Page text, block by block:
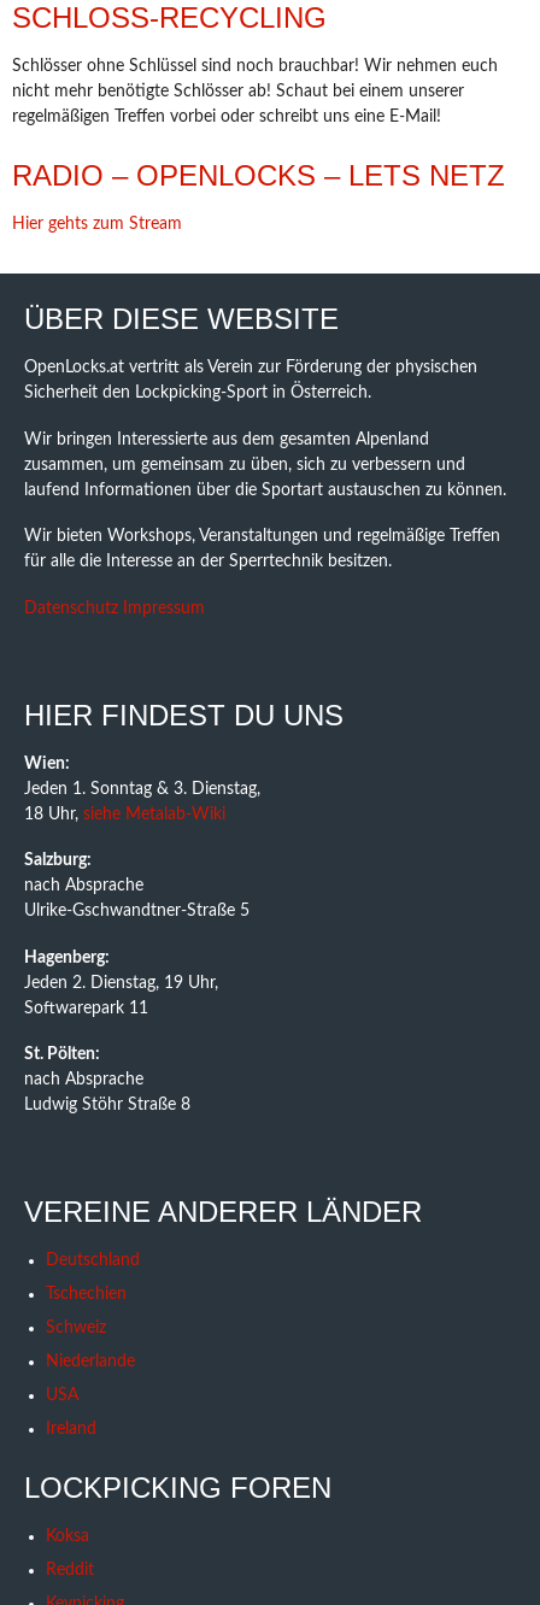
SCHLOSS-RECYCLING
Schlösser ohne Schlüssel sind noch brauchbar! Wir nehmen euch
nicht mehr benötigte Schlösser ab! Schaut bei einem unserer
regelmäßigen Treffen vorbei oder schreibt uns eine E-Mail!
RADIO – OPENLOCKS – LETS NETZ
Hier gehts zum Stream
ÜBER DIESE WEBSITE
OpenLocks.at vertritt als Verein zur Förderung der physischen
Sicherheit den Lockpicking-Sport in Österreich.
Wir bringen Interessierte aus dem gesamten Alpenland
zusammen, um gemeinsam zu üben, sich zu verbessern und
laufend Informationen über die Sportart austauschen zu können.
Wir bieten Workshops, Veranstaltungen und regelmäßige Treffen
für alle die Interesse an der Sperrtechnik besitzen.
Datenschutz Impressum
HIER FINDEST DU UNS
Wien:
Jeden 1. Sonntag & 3. Dienstag,
18 Uhr, siehe Metalab-Wiki
Salzburg:
nach Absprache
Ulrike-Gschwandtner-Straße 5
Hagenberg:
Jeden 2. Dienstag, 19 Uhr,
Softwarepark 11
St. Pölten:
nach Absprache
Ludwig Stöhr Straße 8
VEREINE ANDERER LÄNDER
Deutschland
Tschechien
Schweiz
Niederlande
USA
Ireland
LOCKPICKING FOREN
Koksa
Reddit